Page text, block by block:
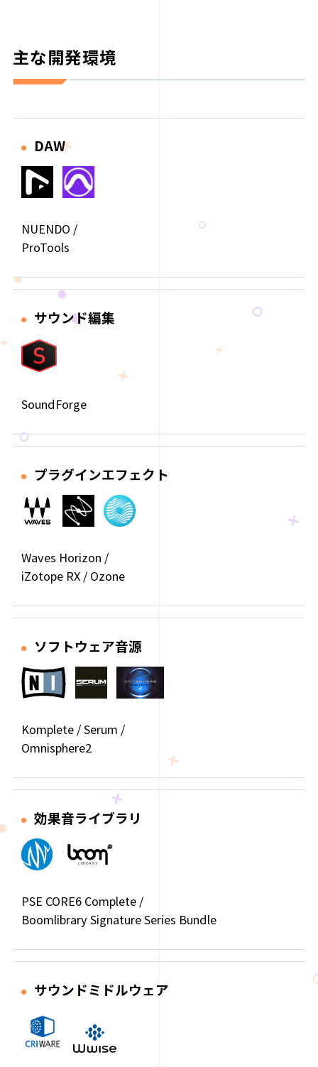
主な開発環境
DAW
NUENDO /
ProTools
サウンド編集
SoundForge
プラグインエフェクト
Waves Horizon /
iZotope RX / Ozone
ソフトウェア音源
Komplete / Serum /
Omnisphere2
効果音ライブラリ
PSE CORE6 Complete /
Boomlibrary Signature Series Bundle
サウンドミドルウェア